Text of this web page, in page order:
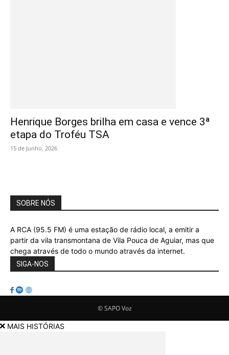
Henrique Borges brilha em casa e vence 3ª
etapa do Troféu TSA
15 de Junho, 2026
SOBRE NÓS
A RCA (95.5 FM) é uma estação de rádio local, a emitir a
partir da vila transmontana de Vila Pouca de Aguiar, mas que
chega através de todo o mundo através da internet.
SIGA-NOS
© SAPO Voz
MAIS HISTÓRIAS